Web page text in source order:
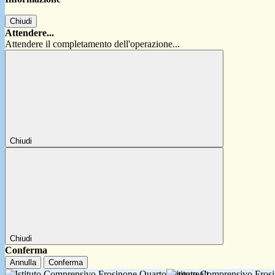
Chiudi
Attendere...
Attendere il completamento dell'operazione...
Chiudi
Chiudi
Conferma
Annulla Conferma